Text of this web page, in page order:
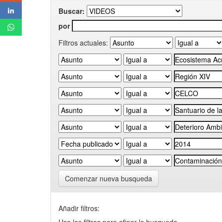
Buscar:
por
Filtros actuales:
Comenzar nueva busqueda
Añadir filtros: